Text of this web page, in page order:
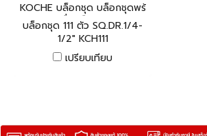
KOCHE บล็อกชุด บล็อกชุดพร้
อมเครื่องมือ KCH111
บล็อกชุด 111 ตัว SQ.DR.1/4-
1/2" KCH111
เปรียบเทียบ